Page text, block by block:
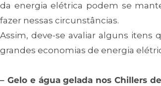
da energia elétrica podem se
fazer nessas circunstâncias.
Assim, deve-se avaliar alguns
grandes economias de energia
– Gelo e água gelada nos Chillers